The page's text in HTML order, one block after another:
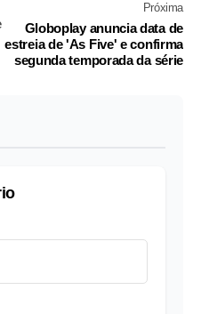
Próxima
Globoplay anuncia data de
estreia de 'As Five' e confirma
segunda temporada da série